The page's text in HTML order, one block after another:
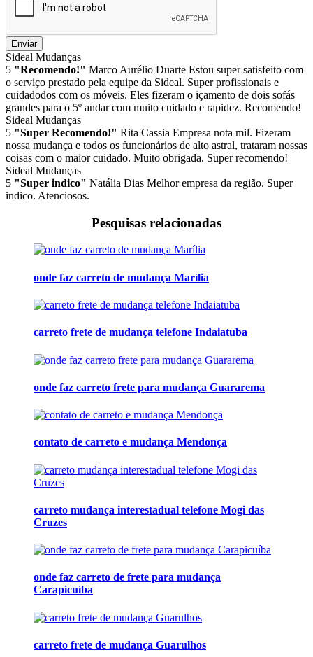
Enviar
Sideal Mudanças
5 "Recomendo!" Marco Aurélio Duarte Estou super satisfeito com
o serviço prestado pela equipe da Sideal. Super profissionais e
cuidadodos com os móveis. Eles fizeram o içamento de dois sofás
grandes para o 5º andar com muito cuidado e rapidez. Recomendo!
Sideal Mudanças
5 "Super Recomendo!" Rita Cassia Empresa nota mil. Fizeram
nossa mudança e todos os funcionários de alto astral, trataram nossas
coisas com o maior cuidado. Muito obrigada. Super recomendo!
Sideal Mudanças
5 "Super indico" Natália Dias Melhor empresa da região. Super
indico. Atenciosos.
Pesquisas relacionadas
onde faz carreto de mudança Marília
carreto frete de mudança telefone Indaiatuba
onde faz carreto frete para mudança Guararema
contato de carreto e mudança Mendonça
carreto mudança interestadual telefone Mogi das
Cruzes
onde faz carreto de frete para mudança
Carapicuíba
carreto frete de mudança Guarulhos